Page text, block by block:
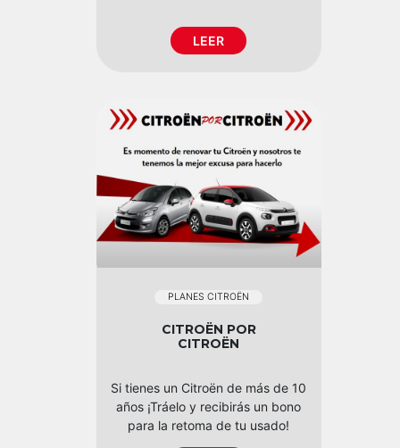
LEER
PLANES CITROËN
CITROËN POR
CITROËN
Si tienes un Citroën de más de 10
años ¡Tráelo y recibirás un bono
para la retoma de tu usado!